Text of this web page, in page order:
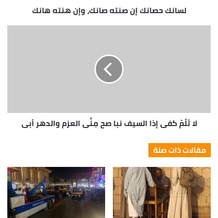
right!
You should never complain, complaining is a weak
was easy. Some people can’t handle success, I can. Look
at the sunset, life is amazing, life is beautiful, life is what
you make it. Life is what you make it, so let’s make it.
emotion, you got life, we breathing, we blessed.
Great things in business are never done by one
person. They’re done by a team of people.
Steve Jobs
[tie_full_img]
[/tie_full_img]
لسانك حصانك إن صنته صانك، وإن هنته هانك
لا تَلُمْ كفي إذا السيف نبا صح مِنِّي العزم والدهر أبى
مقالات ذات صلة